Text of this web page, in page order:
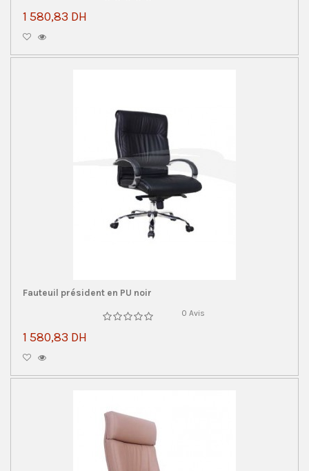
1 580,83 DH
Fauteuil président en PU noir
0 Avis
1 580,83 DH